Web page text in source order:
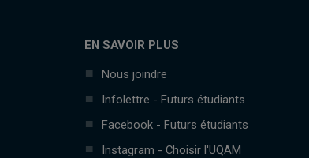
EN SAVOIR PLUS
Nous joindre
Infolettre - Futurs étudiants
Facebook - Futurs étudiants
Instagram - Choisir l'UQAM